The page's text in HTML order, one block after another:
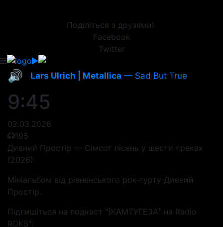
Поділіться з друзями!
Facebook
Twitter
🔊 Lars Ulrich | Metallica — Sad But True
9:45
02.03.2026
195
Дивний Простір — Сімсот пісень у шести треках
(2026)
Мініальбом від рівненського рок-гурту Дивний
Простір.
Підпишіться на подкаст "[КАМТУГЕЗА] на Radio
ROKS":